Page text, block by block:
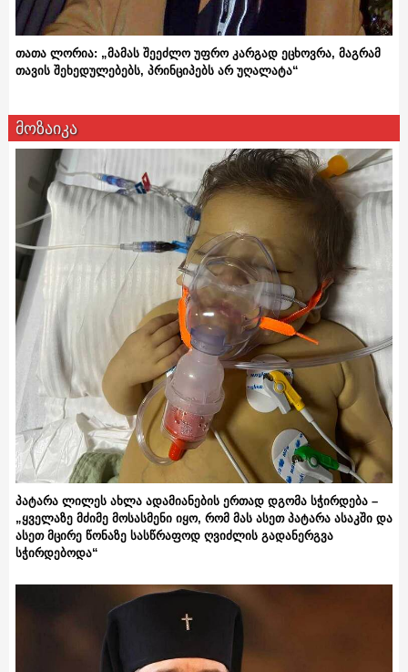
თათა ლორია: „მამას შეეძლო უფრო კარგად ეცხოვრა, მაგრამ
თავის შეხედულებებს, პრინციპებს არ უღალატა“
მოზაიკა
პატარა ლილეს ახლა ადამიანების ერთად დგომა სჭირდება –
„ყველაზე მძიმე მოსასმენი იყო, რომ მას ასეთ პატარა ასაკში და
ასეთ მცირე წონაზე სასწრაფოდ ღვიძლის გადანერგვა
სჭირდებოდა“